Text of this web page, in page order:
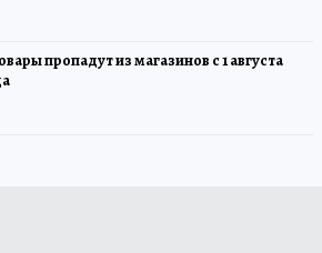
пропадут из магазинов с 1 августа